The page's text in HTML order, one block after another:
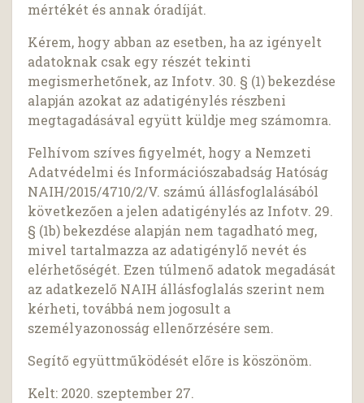
mértékét és annak óradíját.
Kérem, hogy abban az esetben, ha az igényelt
adatoknak csak egy részét tekinti
megismerhetőnek, az Infotv. 30. § (1) bekezdése
alapján azokat az adatigénylés részbeni
megtagadásával együtt küldje meg számomra.
Felhívom szíves figyelmét, hogy a Nemzeti
Adatvédelmi és Információszabadság Hatóság
NAIH/2015/4710/2/V. számú állásfoglalásából
következően a jelen adatigénylés az Infotv. 29.
§ (1b) bekezdése alapján nem tagadható meg,
mivel tartalmazza az adatigénylő nevét és
elérhetőségét. Ezen túlmenő adatok megadását
az adatkezelő NAIH állásfoglalás szerint nem
kérheti, továbbá nem jogosult a
személyazonosság ellenőrzésére sem.
Segítő együttműködését előre is köszönöm.
Kelt: 2020. szeptember 27.